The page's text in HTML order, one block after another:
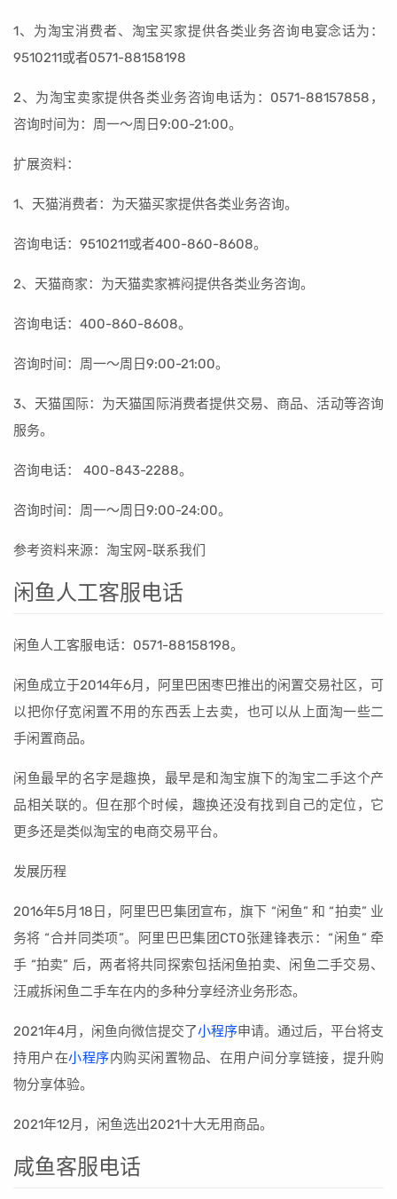
1、为淘宝消费者、淘宝买家提供各类业务咨询电宴念话为：
9510211或者0571-88158198
2、为淘宝卖家提供各类业务咨询电话为：0571-88157858，
咨询时间为：周一～周日9:00-21:00。
扩展资料：
1、天猫消费者：为天猫买家提供各类业务咨询。
咨询电话：9510211或者400-860-8608。
2、天猫商家：为天猫卖家裤闷提供各类业务咨询。
咨询电话：400-860-8608。
咨询时间：周一～周日9:00-21:00。
3、天猫国际：为天猫国际消费者提供交易、商品、活动等咨询
服务。
咨询电话： 400-843-2288。
咨询时间：周一～周日9:00-24:00。
参考资料来源：淘宝网-联系我们
闲鱼人工客服电话
闲鱼人工客服电话：0571-88158198。
闲鱼成立于2014年6月，阿里巴困枣巴推出的闲置交易社区，可
以把你仔宽闲置不用的东西丢上去卖，也可以从上面淘一些二
手闲置商品。
闲鱼最早的名字是趣换，最早是和淘宝旗下的淘宝二手这个产
品相关联的。但在那个时候，趣换还没有找到自己的定位，它
更多还是类似淘宝的电商交易平台。
发展历程
2016年5月18日，阿里巴巴集团宣布，旗下 “闲鱼” 和 “拍卖” 业
务将 “合并同类项”。阿里巴巴集团CTO张建锋表示：“闲鱼” 牵
手 “拍卖” 后，两者将共同探索包括闲鱼拍卖、闲鱼二手交易、
汪戚拆闲鱼二手车在内的多种分享经济业务形态。
2021年4月，闲鱼向微信提交了小程序申请。通过后，平台将支
持用户在小程序内购买闲置物品、在用户间分享链接，提升购
物分享体验。
2021年12月，闲鱼选出2021十大无用商品。
咸鱼客服电话